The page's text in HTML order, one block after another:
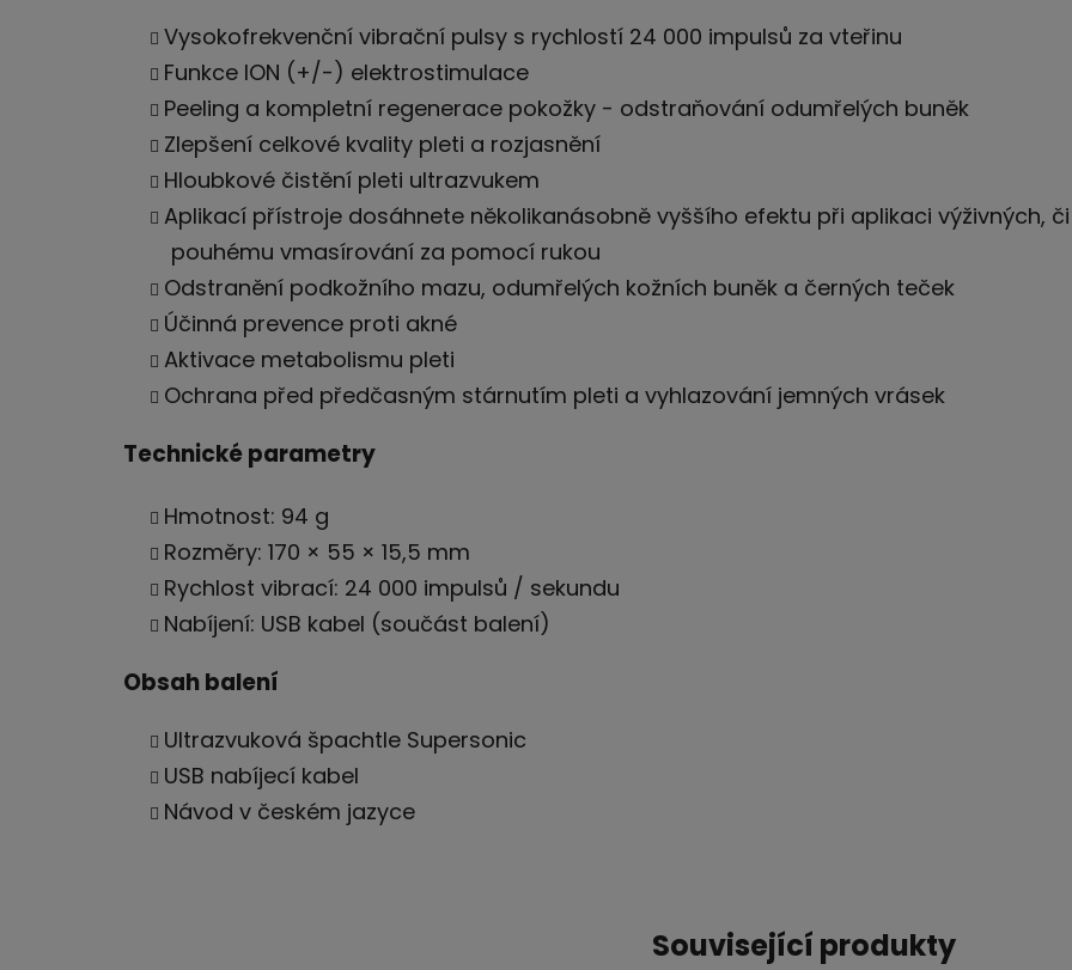
Vysokofrekvenční vibrační pulsy s rychlostí 24 000 impulsů za vteřinu
Funkce ION (+/-) elektrostimulace
Peeling a kompletní regenerace pokožky - odstraňování odumřelých buněk
Zlepšení celkové kvality pleti a rozjasnění
Hloubkové čistění pleti ultrazvukem
Aplikací přístroje dosáhnete několikanásobně vyššího efektu při aplikaci výživných,
pouhému vmasírování za pomocí rukou
Odstranění podkožního mazu, odumřelých kožních buněk a černých teček
Účinná prevence proti akné
Aktivace metabolismu pleti
Ochrana před předčasným stárnutím pleti a vyhlazování jemných vrásek
Technické parametry
Hmotnost: 94 g
Rozměry: 170 × 55 × 15,5 mm
Rychlost vibrací: 24 000 impulsů / sekundu
Nabíjení: USB kabel (součást balení)
Obsah balení
Ultrazvuková špachtle Supersonic
USB nabíjecí kabel
Návod v českém jazyce
Související produkty